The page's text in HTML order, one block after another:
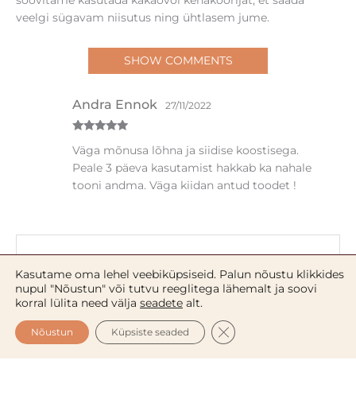
veelgi sügavam niisutus ning ühtlasem jume.
SHOW COMMENTS
5/ 5
Andra Ennok 27/11/2022
Väga mõnusa lõhna ja siidise koostisega.
Peale 3 päeva kasutamist hakkab ka nahale
tooni andma. Väga kiidan antud toodet !
Sinu e-postiaadressi ei avaldata. Nõutavad väljad
on tähistatud*-ga
Sinu hinnang*
Kasutame oma lehel veebiküpsiseid. Palun nõustu klikkides
nupul "Nõustun" või tutvu reeglitega lähemalt ja soovi
korral lülita need välja seadete alt.
Nõustun Küpsiste seaded CLOSE GDPR COOKIE